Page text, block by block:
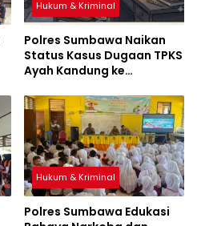
Hukum & Kriminal
Polres Sumbawa Naikan
Status Kasus Dugaan TPKS
Ayah Kandung ke
Hukum & Kriminal
Polres Sumbawa Edukasi